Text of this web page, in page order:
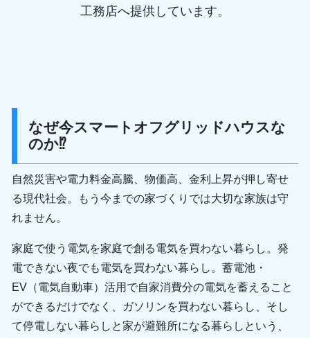
工務店へ提供しています。
なぜ今スマートオフグリッドハウスな
のか⁉
自然災害や電力料金高騰、物価高、金利上昇が押し寄せ
る現代社会。もう今までの家づくりでは大切な家族は守
れません。
家庭で使う電気を家庭で創る電気を買わない暮らし。発
電できない夜でも電気を買わない暮らし。蓄電池・
EV（電気自動車）活用で自家消費分の電気を蓄えること
ができるだけでなく、ガソリンを買わない暮らし、そし
て停電しない暮らしと家が避難所になる暮らしという、